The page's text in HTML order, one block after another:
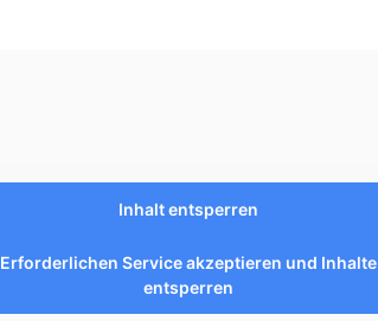
Inhalt entsperren
Erforderlichen Service akzeptieren und Inhalte
entsperren